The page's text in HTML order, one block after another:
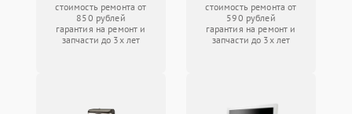
стоимость ремонта от
850 рублей
гарантия на ремонт и
запчасти до 3х лет
стоимость ремонта от
590 рублей
гарантия на ремонт и
запчасти до 3х лет